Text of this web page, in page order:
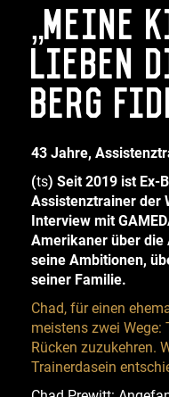
„Meine
lieben
Berg
43 Jahre,
(ts) Seit 2019 ist Ex-
Assistenztrainer der
Interview mit
Amerikaner über die
seine Ambitionen,
seiner Familie.
Chad, für einen
meistens zwei Wege:
Rücken zuzukehren.
Trainerdasein